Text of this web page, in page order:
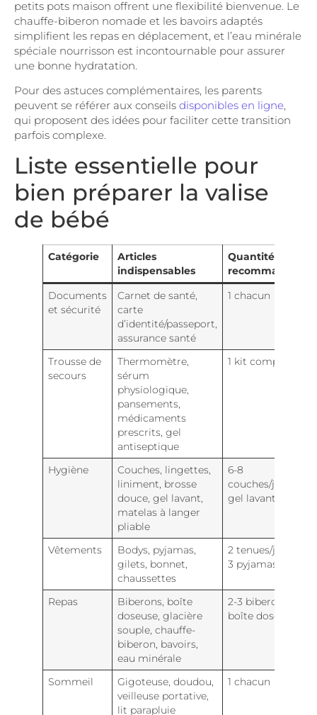
petits pots maison offrent une flexibilité bienvenue. Le
chauffe-biberon nomade et les bavoirs adaptés
simplifient les repas en déplacement, et l’eau minérale
spéciale nourrisson est incontournable pour assurer
une bonne hydratation.
Pour des astuces complémentaires, les parents
peuvent se référer aux conseils disponibles en ligne,
qui proposent des idées pour faciliter cette transition
parfois complexe.
Liste essentielle pour
bien préparer la valise
de bébé
Catégorie
Articles
indispensables
Quantité
recommandée
Documents
et sécurité
Carnet de santé,
carte
d’identité/passeport,
assurance santé
1 chacun
Trousse de
secours
Thermomètre,
sérum
physiologique,
pansements,
médicaments
prescrits, gel
antiseptique
1 kit complet
Hygiène
Couches, lingettes,
liniment, brosse
douce, gel lavant,
matelas à langer
pliable
6-8
couches/jour, 1
gel lavant
Vêtements
Bodys, pyjamas,
gilets, bonnet,
chaussettes
2 tenues/jour +
3 pyjamas
Repas
Biberons, boîte
doseuse, glacière
souple, chauffe-
biberon, bavoirs,
eau minérale
2-3 biberons, 1
boîte doseuse
Sommeil
Gigoteuse, doudou,
veilleuse portative,
lit parapluie
1 chacun